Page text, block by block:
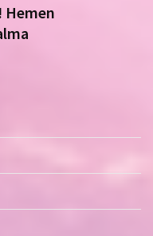
Hemen